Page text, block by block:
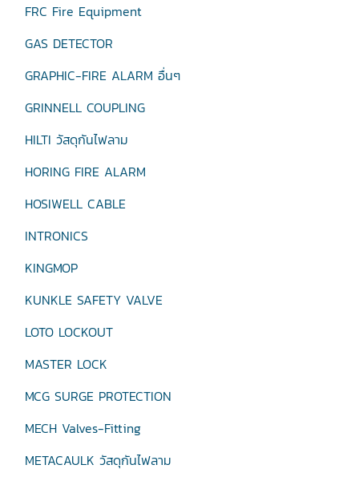
FRC Fire Equipment
GAS DETECTOR
GRAPHIC-FIRE ALARM อื่นๆ
GRINNELL COUPLING
HILTI วัสดุกันไฟลาม
HORING FIRE ALARM
HOSIWELL CABLE
INTRONICS
KINGMOP
KUNKLE SAFETY VALVE
LOTO LOCKOUT
MASTER LOCK
MCG SURGE PROTECTION
MECH Valves-Fitting
METACAULK วัสดุกันไฟลาม